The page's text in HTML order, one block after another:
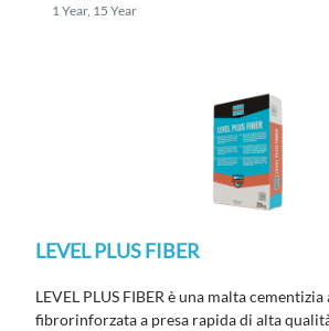
1 Year, 15 Year
LEVEL PLUS FIBER
LEVEL PLUS FIBER è una malta
fibrorinforzata a presa rapida di alta